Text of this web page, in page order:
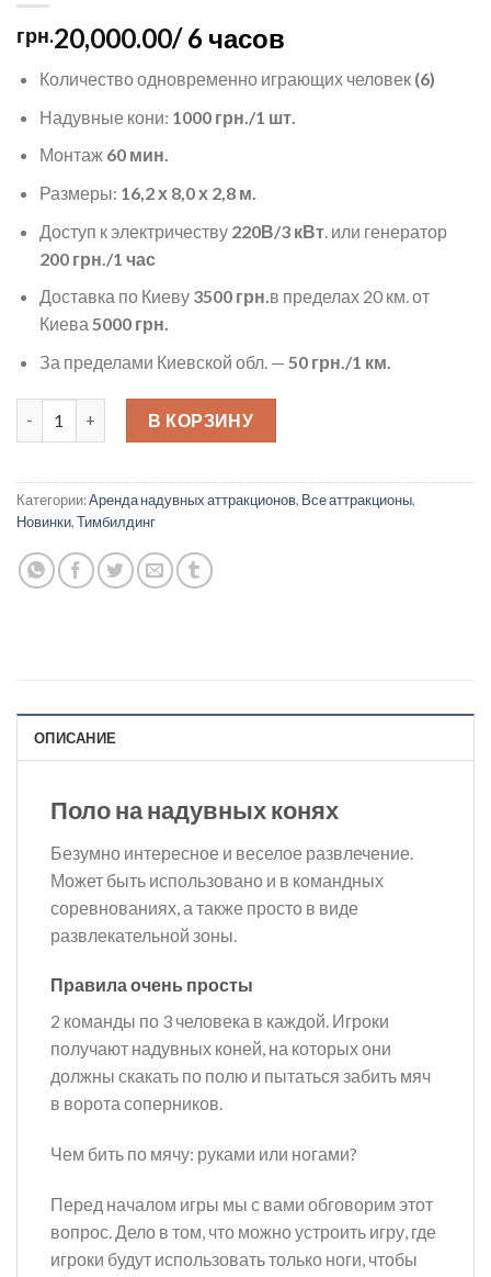
грн.20,000.00/ 6 часов
Количество одновременно играющих человек (6)
Надувные кони: 1000 грн./1 шт.
Монтаж 60 мин.
Размеры: 16,2 х 8,0 х 2,8 м.
Доступ к электричеству 220В/3 кВт. или генератор
200 грн./1 час
Доставка по Киеву 3500 грн.в пределах 20 км. от
Киева 5000 грн.
За пределами Киевской обл. — 50грн./1 км.
Количество товара Поло на конях
В КОРЗИНУ
Категории:Аренда надувных аттракционов, Все аттракционы,
Новинки,Тимбилдинг
ОПИСАНИЕ
Поло на надувных конях
Безумно интересное и веселое развлечение.
Может быть использовано и в командных
соревнованиях, а также просто в виде
развлекательной зоны.
Правила очень просты
2 команды по 3 человека в каждой. Игроки
получают надувных коней, на которых они
должны скакать по полю и пытаться забить мяч
в ворота соперников.
Чем бить по мячу: руками или ногами?
Перед началом игры мы с вами обговорим этот
вопрос. Дело в том, что можно устроить игру, где
игроки будут использовать только ноги, чтобы